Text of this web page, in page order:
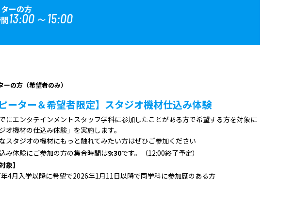
ーの方
13:00～15:00
ーの方（希望者のみ）
ピーター＆希望者限定】スタジオ機材仕込み体験
にエンタテインメントスタッフ学科に参加したことがある方で希望する方を対象に
ジオ機材の仕込み体験」を実施します。
スタジオの機材にもっと触れてみたい方はぜひご参加ください
み体験にご参加の方の集合時間は9:30です。（12:00終了予定）
象】
年4月入学以降に希望で2026年1月11日以降で同学科に参加歴のある方